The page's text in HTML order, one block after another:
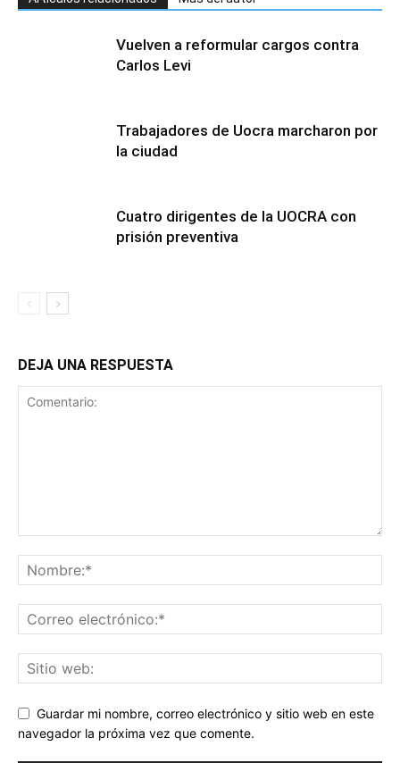
Vuelven a reformular cargos contra
Carlos Levi
Trabajadores de Uocra marcharon por
la ciudad
Cuatro dirigentes de la UOCRA con
prisión preventiva
DEJA UNA RESPUESTA
Guardar mi nombre, correo electrónico y sitio web en este
navegador la próxima vez que comente.